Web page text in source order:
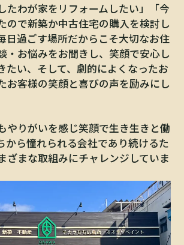
たわが家をリフォームしたい」「今
ので新築か中古住宅の購入を検討し
日過ごす場所だからこそ大切なお住
・お悩みをお聞きし、笑顔で安心し
たい、そして、劇的によくなったお
お客様の笑顔と喜びの声を励みにし
やりがいを感じ笑顔で生き生きと働
から憧れられる会社であり続けるた
ざまな取組みにチャレンジしていま